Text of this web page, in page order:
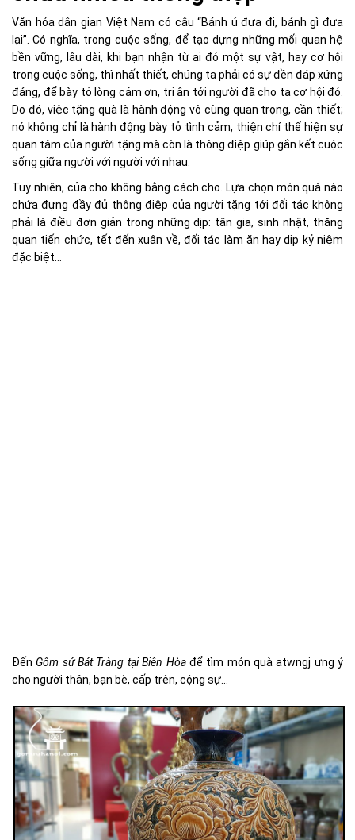
Văn hóa dân gian Việt Nam có câu “Bánh ú đưa đi, bánh gì đưa
lại”. Có nghĩa, trong cuộc sống, để tạo dựng những mối quan hệ
bền vững, lâu dài, khi bạn nhận từ ai đó một sự vật, hay cơ hội
trong cuộc sống, thì nhất thiết, chúng ta phải có sự đền đáp xứng
đáng, để bày tỏ lòng cảm ơn, tri ân tới người đã cho ta cơ hội đó.
Do đó, việc tặng quà là hành động vô cùng quan trọng, cần thiết;
nó không chỉ là hành động bày tỏ tình cảm, thiện chí thể hiện sự
quan tâm của người tặng mà còn là thông điệp giúp gắn kết cuộc
sống giữa người với người với nhau.
Tuy nhiên, của cho không bằng cách cho. Lựa chọn món quà nào
chứa đựng đầy đủ thông điệp của người tặng tới đối tác không
phải là điều đơn giản trong những dịp: tân gia, sinh nhật, thăng
quan tiến chức, tết đến xuân về, đối tác làm ăn hay dịp kỷ niệm
đặc biệt…
ĐếnGôm sứ Bát Tràng tại Biên Hòađể tìm món quà atwngj ưng ý
cho người thân, bạn bè, cấp trên, cộng sự...